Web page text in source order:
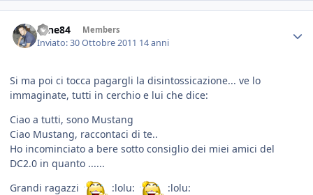
sane84 Members
Inviato:30 Ottobre 2011 14 anni
Si ma poi ci tocca pagargli la disintossicazione... ve lo
immaginate, tutti in cerchio e lui che dice:
Ciao a tutti, sono Mustang
Ciao Mustang, raccontaci di te..
Ho incominciato a bere sotto consiglio dei miei amici del
DC2.0 in quanto ......
Grandi ragazzi
:lolu: :lolu: